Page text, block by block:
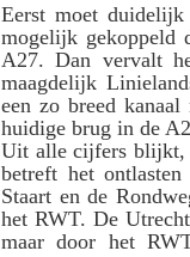
Eerst moet
mogelijk gekoppeld
A27. Dan vervalt
maagdelijk
een zo breed
huidige brug in de
Uit alle cijfers blijkt,
betreft het
Staart en de
het RWT. De
maar door het